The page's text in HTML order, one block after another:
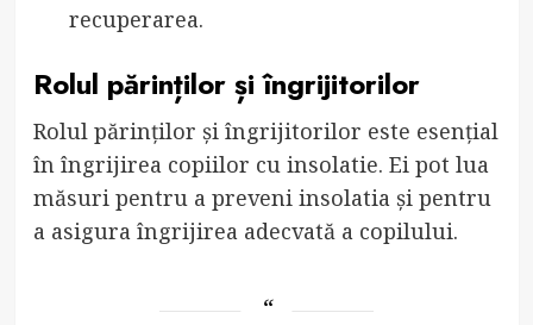
recuperarea.
Rolul părinților și îngrijitorilor
Rolul părinților și îngrijitorilor este esențial
în îngrijirea copiilor cu insolatie. Ei pot lua
măsuri pentru a preveni insolatia și pentru
a asigura îngrijirea adecvată a copilului.